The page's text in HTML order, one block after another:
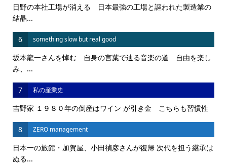
日野の本社工場が消える 日本最強の工場と謳われた製造業の
結晶...
6 something slow but real good
坂本龍一さんを悼む 自身の言葉で辿る音楽の道 自由を楽し
み、...
7 私の産業史
吉野家 １９８０年の倒産はワイン が引き金 こちらも習慣性
8 ZERO management
日本一の旅館・加賀屋、小田禎彦さんが復帰 次代を担う継承は
ぬる...